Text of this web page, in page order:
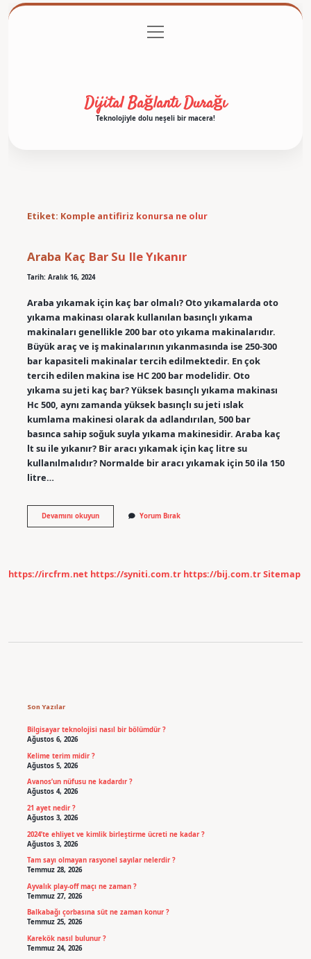
Gizlilik Politikası
menüyü
aç
Dijital Bağlantı Durağı
Teknolojiyle dolu neşeli bir macera!
Etiket: Komple antifiriz konursa ne olur
Araba Kaç Bar Su Ile Yıkanır
Tarih: Aralık 16, 2024
Araba yıkamak için kaç bar olmalı? Oto yıkamalarda oto
yıkama makinası olarak kullanılan basınçlı yıkama
makinaları genellikle 200 bar oto yıkama makinalarıdır.
Büyük araç ve iş makinalarının yıkanmasında ise 250-300
bar kapasiteli makinalar tercih edilmektedir. En çok
tercih edilen makina ise HC 200 bar modelidir. Oto
yıkama su jeti kaç bar? Yüksek basınçlı yıkama makinası
Hc 500, aynı zamanda yüksek basınçlı su jeti ıslak
kumlama makinesi olarak da adlandırılan, 500 bar
basınca sahip soğuk suyla yıkama makinesidir. Araba kaç
lt su ile yıkanır? Bir aracı yıkamak için kaç litre su
kullanılmalıdır? Normalde bir aracı yıkamak için 50 ila 150
litre…
Devamını okuyunAraba
Kaç
Yorum Bırak
https://ircfrm.net https://syniti.com.tr https://bij.com.trSitemap
Son Yazılar
Bilgisayar teknolojisi nasıl bir bölümdür ?
Ağustos 6, 2026
Kelime terim midir ?
Ağustos 5, 2026
Avanos’un nüfusu ne kadardır ?
Ağustos 4, 2026
21 ayet nedir ?
Ağustos 3, 2026
2024’te ehliyet ve kimlik birleştirme ücreti ne kadar ?
Ağustos 3, 2026
Tam sayı olmayan rasyonel sayılar nelerdir ?
Temmuz 28, 2026
Ayvalık play-off maçı ne zaman ?
Temmuz 27, 2026
Balkabağı çorbasına süt ne zaman konur ?
Temmuz 25, 2026
Karekök nasıl bulunur ?
Temmuz 24, 2026